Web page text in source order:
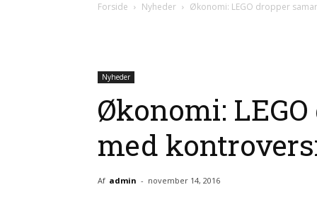
Forside Nyheder Økonomi: LEGO dropper
Nyheder
Økonomi:
med
Af admin - november 14, 2016